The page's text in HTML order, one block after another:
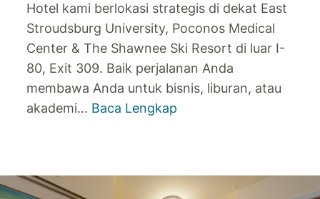
Hotel kami berlokasi strategis di dekat East
Stroudsburg University, Poconos Medical
Center & The Shawnee Ski Resort di luar I-
80, Exit 309. Baik perjalanan Anda
membawa Anda untuk bisnis, liburan, atau
akademi... Baca Lengkap